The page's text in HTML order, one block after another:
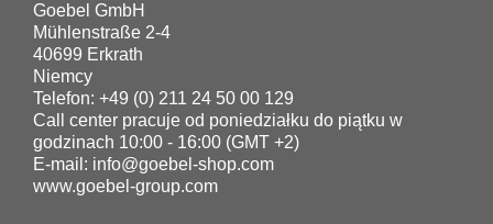
Goebel GmbH
Mühlenstraße 2-4
40699 Erkrath
Niemcy
Telefon: +49 (0) 211 24 50 00 129
Call center pracuje od poniedziałku do piątku w
godzinach 10:00 - 16:00 (GMT +2)
E-mail: info@goebel-shop.com
www.goebel-group.com